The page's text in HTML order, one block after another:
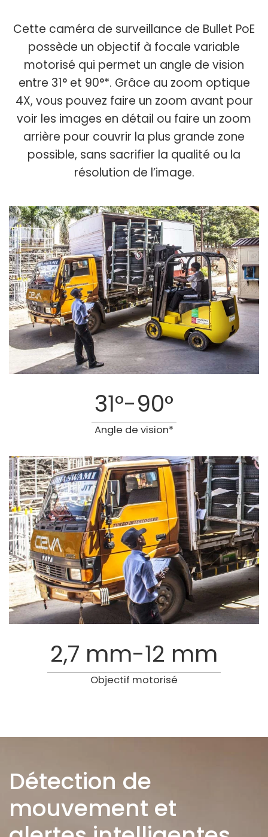
Cette caméra de surveillance de Bullet PoE
possède un objectif à focale variable
motorisé qui permet un angle de vision
entre 31° et 90°*. Grâce au zoom optique
4X, vous pouvez faire un zoom avant pour
voir les images en détail ou faire un zoom
arrière pour couvrir la plus grande zone
possible, sans sacrifier la qualité ou la
résolution de l’image.
31°-90°
Angle de vision*
2,7 mm-12 mm
Objectif motorisé
Détection de
mouvement et